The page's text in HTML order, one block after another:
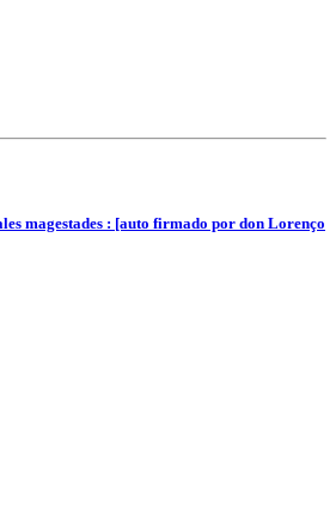
magestades : [auto firmado por don Lorenço